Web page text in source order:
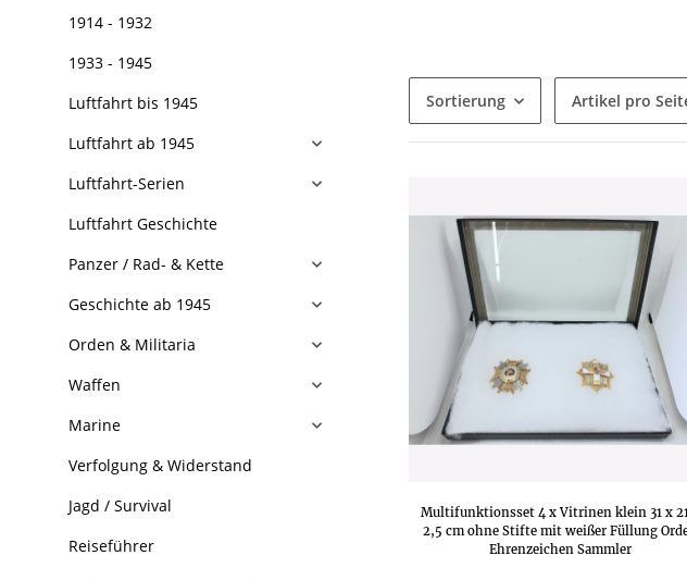
Sortierung Artikel pro
Multifunktionsset 4 x Vitrinen klein 31 x
2,5 cm ohne Stifte mit weißer Füllung
Ehrenzeichen Sammler
1914 - 1932
1933 - 1945
Luftfahrt bis 1945
Luftfahrt ab 1945
Luftfahrt-Serien
Luftfahrt Geschichte
Panzer / Rad- & Kette
Geschichte ab 1945
Orden & Militaria
Waffen
Marine
Verfolgung & Widerstand
Jagd / Survival
Reiseführer